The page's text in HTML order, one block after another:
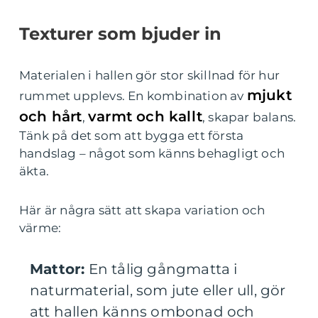
Texturer som bjuder in
Materialen i hallen gör stor skillnad för hur
rummet upplevs. En kombination av mjukt
och hårt,varmt och kallt, skapar balans.
Tänk på det som att bygga ett första
handslag – något som känns behagligt och
äkta.
Här är några sätt att skapa variation och
värme:
Mattor: En tålig gångmatta i
naturmaterial, som jute eller ull, gör
att hallen känns ombonad och